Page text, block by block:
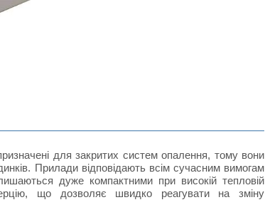
для закритих систем опалення, тому вони
Прилади відповідають всім сучасним вимогам
дуже компактними при високій тепловій
що дозволяє швидко реагувати на зміну